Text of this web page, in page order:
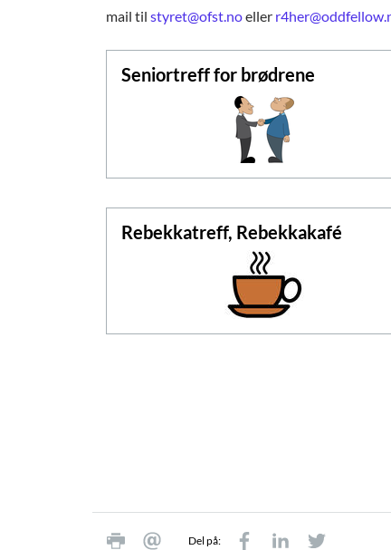
mail til styret@ofst.noeller
Seniortreff for brødrene
Rebekkatreff, Rebekkakafé
Del på: